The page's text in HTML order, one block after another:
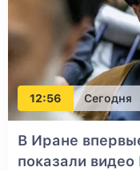
12:56 Сегодня
В Иране
показали